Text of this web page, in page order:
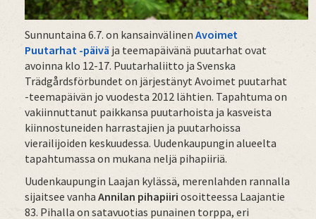
Sunnuntaina 6.7. on kansainvälinenAvoimet
Puutarhat -päivä ja teemapäivänä puutarhat ovat
avoinna klo 12-17. Puutarhaliitto ja Svenska
Trädgårdsförbundet on järjestänyt Avoimet puutarhat
-teemapäivän jo vuodesta 2012 lähtien. Tapahtuma on
vakiinnuttanut paikkansa puutarhoista ja kasveista
kiinnostuneiden harrastajien ja puutarhoissa
vierailijoiden keskuudessa. Uudenkaupungin alueelta
tapahtumassa on mukana neljä pihapiiriä.
Uudenkaupungin Laajan kylässä, merenlahden rannalla
sijaitsee vanha Annilan pihapiiri osoitteessa Laajantie
83. Pihalla on satavuotias punainen torppa, eri